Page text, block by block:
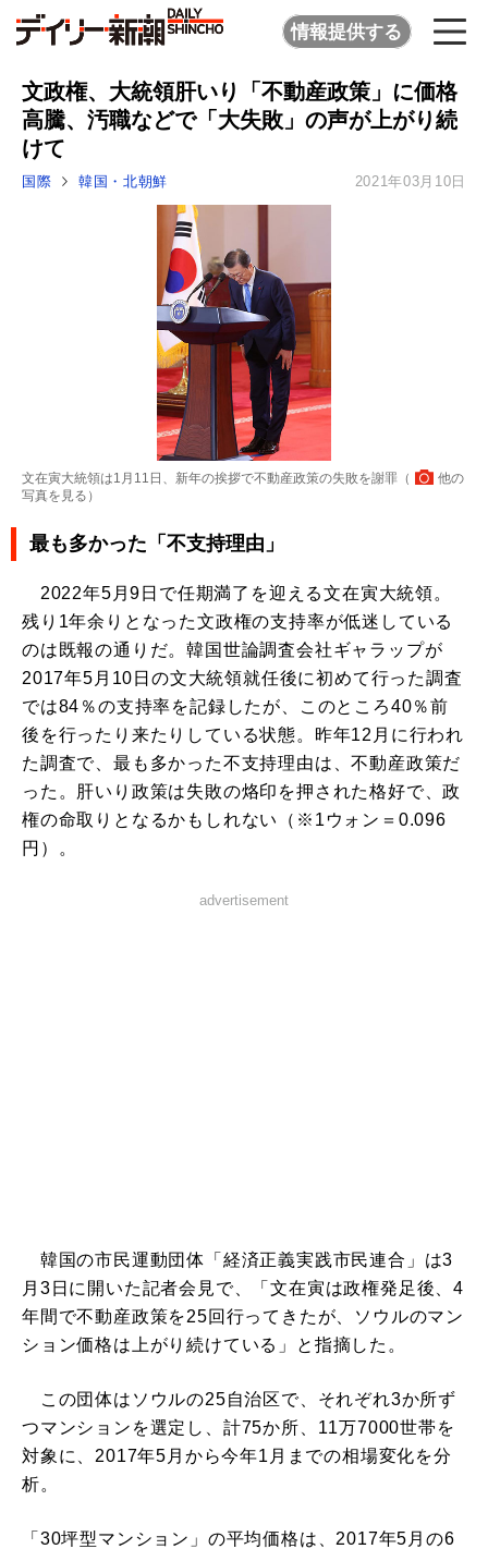
情報提供する
文政権、大統領肝いり「不動産政策」に価格
高騰、汚職などで「大失敗」の声が上がり続
けて
国際 韓国・北朝鮮 2021年03月10日
文在寅大統領は1月11日、新年の挨拶で不動産政策の失敗を謝罪（
他の
写真を見る ）
最も多かった「不支持理由」
2022年5月9日で任期満了を迎える文在寅大統領。
残り1年余りとなった文政権の支持率が低迷している
のは既報の通りだ。韓国世論調査会社ギャラップが
2017年5月10日の文大統領就任後に初めて行った調査
では84％の支持率を記録したが、このところ40％前
後を行ったり来たりしている状態。昨年12月に行われ
た調査で、最も多かった不支持理由は、不動産政策だ
った。肝いり政策は失敗の烙印を押された格好で、政
権の命取りとなるかもしれない（※1ウォン＝0.096
円）。
advertisement
韓国の市民運動団体「経済正義実践市民連合」は3
月3日に開いた記者会見で、「文在寅は政権発足後、4
年間で不動産政策を25回行ってきたが、ソウルのマン
ション価格は上がり続けている」と指摘した。
この団体はソウルの25自治区で、それぞれ3か所ず
つマンションを選定し、計75か所、11万7000世帯を
対象に、2017年5月から今年1月までの相場変化を分
析。
「30坪型マンション」の平均価格は、2017年5月の6